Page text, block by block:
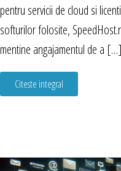
pentru servicii de cloud si
softurilor folosite,
mentine angajamentul de a […]
Citeste integral